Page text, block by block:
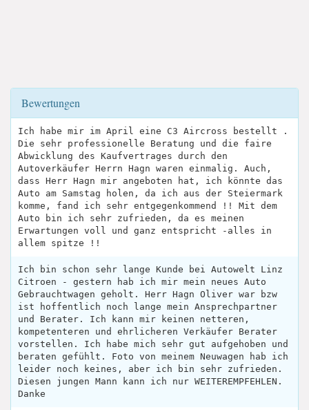
Bewertungen
Ich habe mir im April eine C3 Aircross bestellt .
Die sehr professionelle Beratung und die faire
Abwicklung des Kaufvertrages durch den
Autoverkäufer Herrn Hagn waren einmalig. Auch,
dass Herr Hagn mir angeboten hat, ich könnte das
Auto am Samstag holen, da ich aus der Steiermark
komme, fand ich sehr entgegenkommend !! Mit dem
Auto bin ich sehr zufrieden, da es meinen
Erwartungen voll und ganz entspricht -alles in
allem spitze !!
Ich bin schon sehr lange Kunde bei Autowelt Linz
Citroen - gestern hab ich mir mein neues Auto
Gebrauchtwagen geholt. Herr Hagn Oliver war bzw
ist hoffentlich noch lange mein Ansprechpartner
und Berater. Ich kann mir keinen netteren,
kompetenteren und ehrlicheren Verkäufer Berater
vorstellen. Ich habe mich sehr gut aufgehoben und
beraten gefühlt. Foto von meinem Neuwagen hab ich
leider noch keines, aber ich bin sehr zufrieden.
Diesen jungen Mann kann ich nur WEITEREMPFEHLEN.
Danke